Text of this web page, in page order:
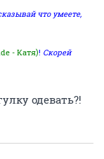
что умеете,
- Катя)! Скорей
одевать?!